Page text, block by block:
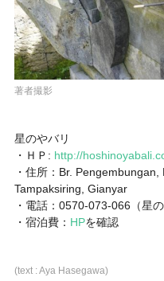
著者撮影
星のやバリ
・ＨＰ: http://
・住所：Br.
Tampaksiring, Gianyar
・電話：0570-073-066（星の
・宿泊費： HPを確認
(text : Aya Hasegawa)